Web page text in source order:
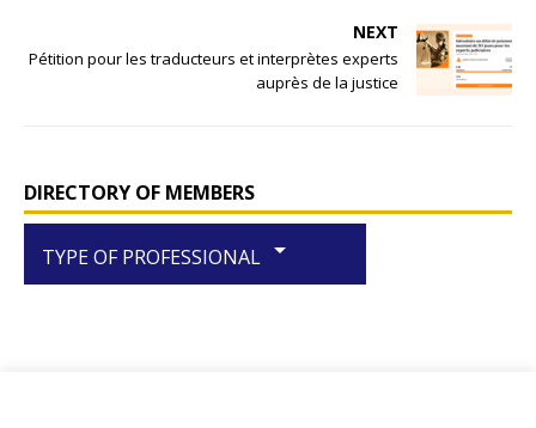
k
p NEXT
Pétition pour les traducteurs et interprètes experts
auprès de la justice
DIRECTORY OF MEMBERS
TYPE OF PROFESSIONAL arrow_drop_down